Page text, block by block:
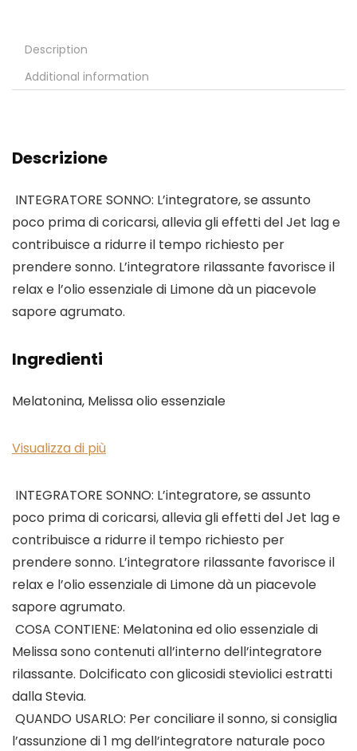
Description
Additional information
Descrizione
️ INTEGRATORE SONNO: L’integratore, se assunto
poco prima di coricarsi, allevia gli effetti del Jet lag e
contribuisce a ridurre il tempo richiesto per
prendere sonno. L’integratore rilassante favorisce il
relax e l’olio essenziale di Limone dà un piacevole
sapore agrumato.
Ingredienti
Melatonina, Melissa olio essenziale
Visualizza di più
️ INTEGRATORE SONNO: L’integratore, se assunto
poco prima di coricarsi, allevia gli effetti del Jet lag e
contribuisce a ridurre il tempo richiesto per
prendere sonno. L’integratore rilassante favorisce il
relax e l’olio essenziale di Limone dà un piacevole
sapore agrumato.
️ COSA CONTIENE: Melatonina ed olio essenziale di
Melissa sono contenuti all’interno dell’integratore
rilassante. Dolcificato con glicosidi steviolici estratti
dalla Stevia.
️ QUANDO USARLO: Per conciliare il sonno, si consiglia
l’assunzione di 1 mg dell’integratore naturale poco